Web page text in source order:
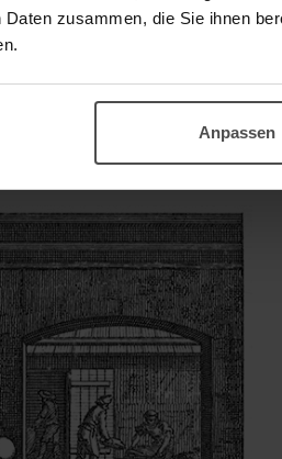
zusammen, die Sie ihnen
Anpassen